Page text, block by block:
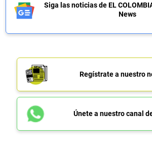
Siga las noticias de EL
News
Regístrate a nuestro
Únete a nuestro canal